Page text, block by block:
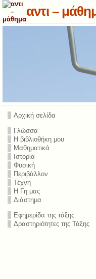
αντι –
Αρχική σελίδα
Γλώσσα
Η βιβλιοθήκη μου
Μαθηματικά
Ιστορία
Φυσική
Περιβάλλον
Τέχνη
Η Γη μας
Διάστημα
Εφημερίδα της τάξης
Δραστηριότητες της Τάξης